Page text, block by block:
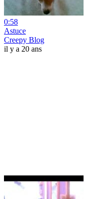
0:58
Astuce
Creepy Blog
il y a 20 ans